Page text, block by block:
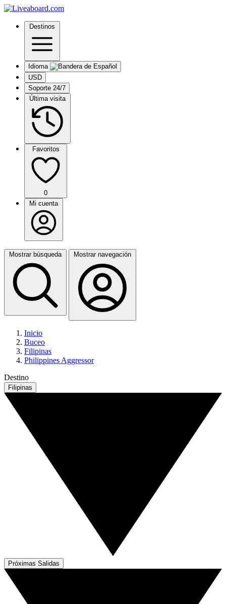
Destinos
Idioma
USD
Soporte 24/7
Última visita
Favoritos
0
Mi cuenta
Mostrar búsqueda Mostrar navegación
Inicio
Buceo
Filipinas
Philippines Aggressor
Destino
Filipinas
Próximas Salidas